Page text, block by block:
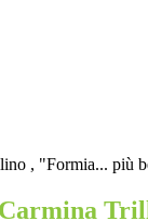
, "Formia... più